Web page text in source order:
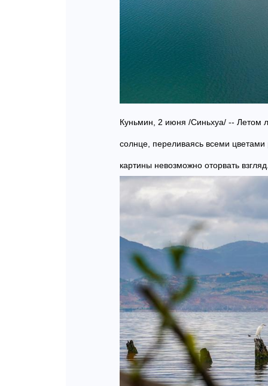
Куньмин, 2 июня /Синьхуа/ -- Летом
солнце, переливаясь всеми
картины невозможно оторвать